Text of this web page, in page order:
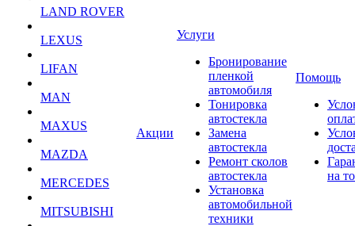
LAND ROVER
LEXUS
LIFAN
MAN
MAXUS
MAZDA
MERCEDES
MITSUBISHI
Акции
Услуги
Бронирование
пленкой
автомобиля
Тонировка
автостекла
Замена
автостекла
Ремонт сколов
автостекла
Установка
автомобильной
техники
Помощь
на